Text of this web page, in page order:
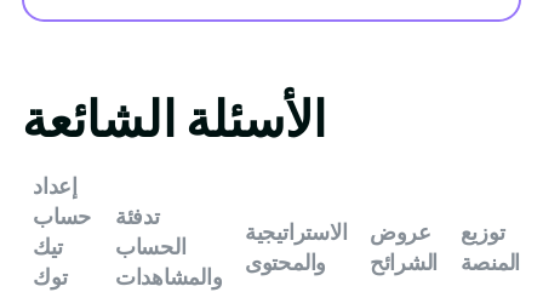
الأسئلة الشائعة
إعداد
حساب
تيك
توك
تدفئة
الحساب
والمشاهدات
الاستراتيجية
والمحتوى
عروض
الشرائح
توزيع
المنصة